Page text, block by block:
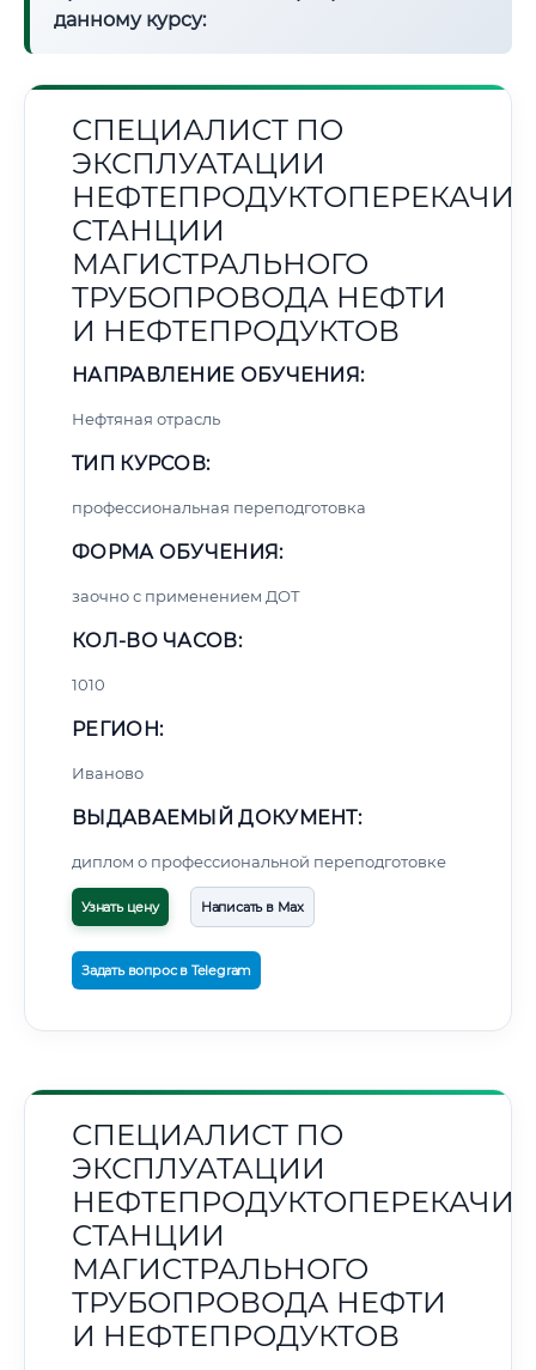
данному курсу:
СПЕЦИАЛИСТ ПО
ЭКСПЛУАТАЦИИ
СТАНЦИИ
МАГИСТРАЛЬНОГО
ТРУБОПРОВОДА НЕФТИ
И НЕФТЕПРОДУКТОВ
НАПРАВЛЕНИЕ ОБУЧЕНИЯ:
Нефтяная отрасль
ТИП КУРСОВ:
профессиональная переподготовка
ФОРМА ОБУЧЕНИЯ:
заочно с применением ДОТ
КОЛ-ВО ЧАСОВ:
1010
РЕГИОН:
Иваново
ВЫДАВАЕМЫЙ ДОКУМЕНТ:
диплом о профессиональной переподготовке
Узнать цену Написать в Max
Задать вопрос в Telegram
СПЕЦИАЛИСТ ПО
ЭКСПЛУАТАЦИИ
СТАНЦИИ
МАГИСТРАЛЬНОГО
ТРУБОПРОВОДА НЕФТИ
И НЕФТЕПРОДУКТОВ